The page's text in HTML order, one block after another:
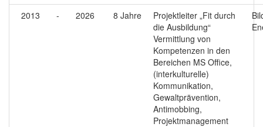
2013 - 2026 8 Jahre
Projektleiter „Fit durch
die Ausbildung“
Vermittlung von
Kompetenzen in den
Bereichen MS Office,
(interkulturelle)
Kommunikation,
Gewaltprävention,
Antimobbing,
Projektmanagement